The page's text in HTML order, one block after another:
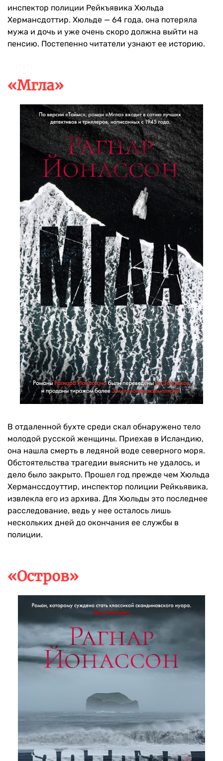
инспектор полиции Рейкъявика Хюльда
Хермансдоттир. Хюльде — 64 года, она потеряла
мужа и дочь и уже очень скоро должна выйти на
пенсию. Постепенно читатели узнают ее историю.
«Мгла»
В отдаленной бухте среди скал обнаружено тело
молодой русской женщины. Приехав в Исландию,
она нашла смерть в ледяной воде северного моря.
Обстоятельства трагедии выяснить не удалось, и
дело было закрыто. Прошел год прежде чем Хюльда
Херманссдоуттир, инспектор полиции Рейкьявика,
извлекла его из архива. Для Хюльды это последнее
расследование, ведь у нее осталось лишь
нескольких дней до окончания ее службы в
полиции.
«Остров»